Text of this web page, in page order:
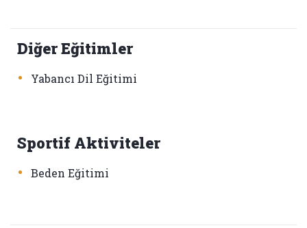
Diğer Eğitimler
• Yabancı Dil Eğitimi
Sportif Aktiviteler
• Beden Eğitimi